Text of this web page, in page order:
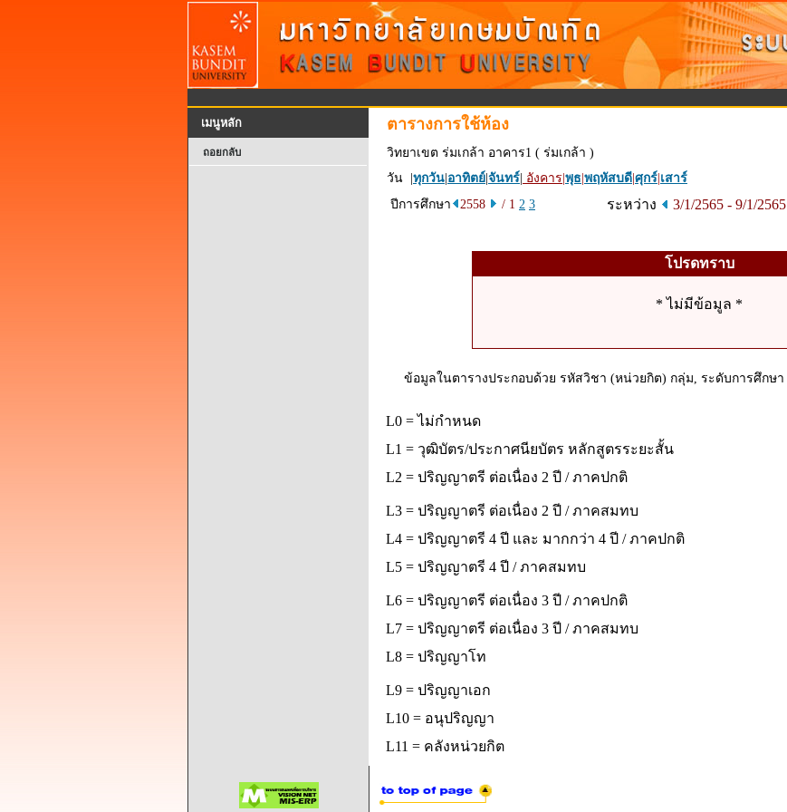
เมนูหลัก
ถอยกลับ
ตารางการใช้ห้อง
วิทยาเขต ร่มเกล้า อาคาร1 ( ร่มเกล้า )
วัน | ทุกวัน อาทิตย์ จันทร์ อังคาร พุธ พฤหัสบดี ศุกร์ เสาร์
ปีการศึกษา
2558 / 1 2 3 ระหว่าง 3/1/2565 - 9/1/2565
โปรดทราบ
* ไม่มีข้อมูล *
ข้อมูลในตารางประกอบด้วย รหัสวิชา (หน่วยกิต) กลุ่ม, ระดับการศึกษา
L0 = ไม่กำหนด
L1 = วุฒิบัตร/ประกาศนียบัตร หลักสูตรระยะสั้น
L2 = ปริญญาตรี ต่อเนื่อง 2 ปี / ภาคปกติ
L3 = ปริญญาตรี ต่อเนื่อง 2 ปี / ภาคสมทบ
L4 = ปริญญาตรี 4 ปี และ มากกว่า 4 ปี / ภาคปกติ
L5 = ปริญญาตรี 4 ปี / ภาคสมทบ
L6 = ปริญญาตรี ต่อเนื่อง 3 ปี / ภาคปกติ
L7 = ปริญญาตรี ต่อเนื่อง 3 ปี / ภาคสมทบ
L8 = ปริญญาโท
L9 = ปริญญาเอก
L10 = อนุปริญญา
L11 = คลังหน่วยกิต